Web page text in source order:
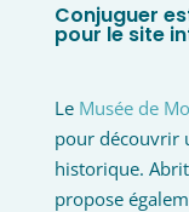
Conjuguer
pour le site
Le Musée de
pour découvrir
historique.
propose